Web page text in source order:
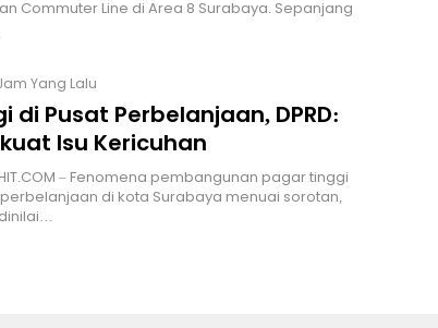
Commuter Line di Area 8 Surabaya. Sepanjang
Yang Lalu
di Pusat Perbelanjaan, DPRD:
Isu Kericuhan
– Fenomena pembangunan pagar tinggi
di kota Surabaya menuai sorotan,